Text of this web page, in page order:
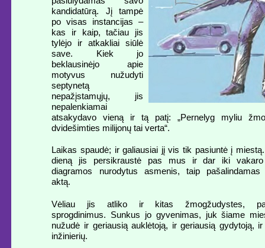
kandidatūrą. Jį tampė
po visas instancijas –
kas ir kaip, tačiau jis
tylėjo ir atkakliai siūlė
save. Kiek jo
beklausinėjo apie
motyvus nužudyti
septynetą
nepažįstamųjų, jis
nepalenkiamai
atsakydavo vieną ir tą patį: „Pernelyg myliu
dvidešimties milijonų tai verta“.
Laikas spaudė; ir galiausiai jį vis tik pasiuntė į
dieną jis persikraustė pas mus ir dar iki vakaro
diagramos nurodytus asmenis, taip pašalindamas
aktą.
Vėliau jis atliko ir kitas žmogžudystes,
sprogdinimus. Sunkus jo gyvenimas, juk šiame
nužudė ir geriausią auklėtoją, ir geriausią gydytoją, ir
inžinierių.